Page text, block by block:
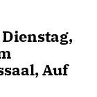
Auf